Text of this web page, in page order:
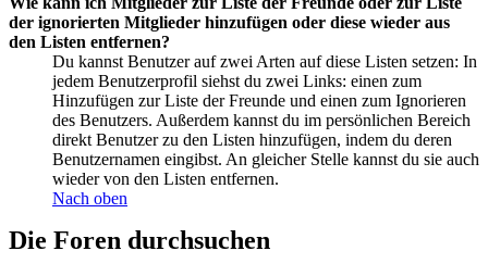
der ignorierten Mitglieder hinzufügen oder diese wieder aus
den Listen entfernen?
Du kannst Benutzer auf zwei Arten auf diese Listen setzen: In
jedem Benutzerprofil siehst du zwei Links: einen zum
Hinzufügen zur Liste der Freunde und einen zum Ignorieren
des Benutzers. Außerdem kannst du im persönlichen Bereich
direkt Benutzer zu den Listen hinzufügen, indem du deren
Benutzernamen eingibst. An gleicher Stelle kannst du sie auch
wieder von den Listen entfernen.
Nach oben
Die Foren durchsuchen